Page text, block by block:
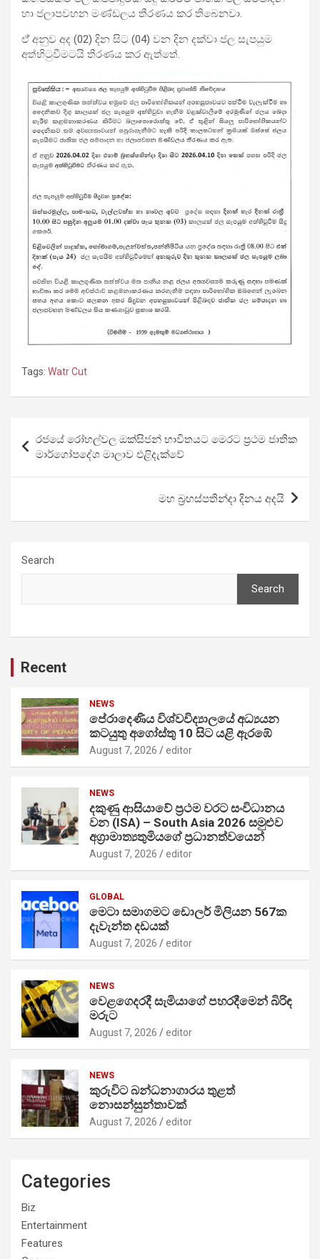
හා ජලාපවහන මණ්ඩලය තීරණය කර තිබෙනවා.
ඒ් අනුව අද (02) දින සිට (04) වන දින දක්වා ජල සැපයුම
අත්හිටුවීමටයි තීරණය කර ඇත්තේ.
Tags: Watr Cut
navigation
රජයේ රෝහල්වල ඔක්සිජන් භාවිතයට මෙරට ප්‍රථම ජාතික
මාර්ගෝපදේශ මාලාව එළිදැක්වේ
මහ බ්‍රහස්පතින්දා දිනය අදයි
Search
Search
Recent
NEWS
පේරාදෙණිය විශ්වවිද්‍යාලයේ අධ්‍යයන
කටයුතු අගෝස්තු 10 සිට යළි ඇරඹේ
August 7, 2026 editor
NEWS
දකුණු ආසියාවේ ප්‍රථම වරට සංවිධානය
වන (ISA) – South Asia 2026 සමුළුව
අග්‍රාමාත්‍යතුමියගේ ප්‍රධානත්වයෙන්
August 7, 2026 editor
GLOBAL
මෙටා සමාගමට ඩොලර් මිලියන 567ක
දැවැන්ත දඩයක්
August 7, 2026 editor
NEWS
වෙළගෙදරදී සැමියාගේ පහරදීමෙන් බිරිඳ
මරුට
August 7, 2026 editor
NEWS
කුරුවිට බන්ධනාගාරය තුළත්
නොසන්සුන්තාවක්
August 7, 2026 editor
Categories
Biz
Entertainment
Features